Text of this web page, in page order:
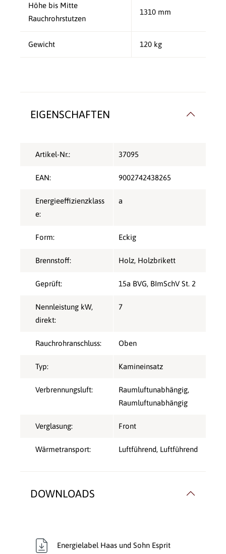
Höhe bis Mitte
Rauchrohrstutzen
1310 mm
Gewicht 120 kg
EIGENSCHAFTEN
Artikel-Nr.: 37095
EAN: 9002742438265
Energieeffizienzklass
e:
a
Form: Eckig
Brennstoff: Holz, Holzbrikett
Geprüft: 15a BVG, BImSchV St. 2
Nennleistung kW,
direkt:
7
Rauchrohranschluss: Oben
Typ: Kamineinsatz
Verbrennungsluft: Raumluftunabhängig,
Raumluftunabhängig
Verglasung: Front
Wärmetransport: Luftführend, Luftführend
DOWNLOADS
Energielabel Haas und Sohn Esprit